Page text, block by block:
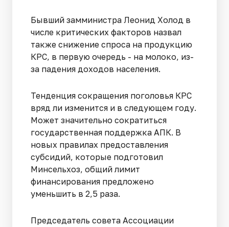
Бывший замминистра Леонид Холод в
числе критических факторов назвал
также снижение спроса на продукцию
КРС, в первую очередь - на молоко, из-
за падения доходов населения.
Тенденция сокращения поголовья КРС
вряд ли изменится и в следующем году.
Может значительно сократиться
государственная поддержка АПК. В
новых правилах предоставления
субсидий, которые подготовил
Минсельхоз, общий лимит
финансирования предложено
уменьшить в 2,5 раза.
Председатель совета Ассоциации